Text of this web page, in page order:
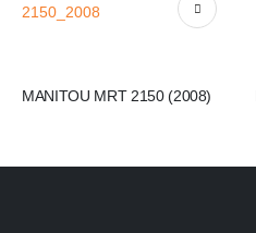
MANITOU MRT 2150 (2008)